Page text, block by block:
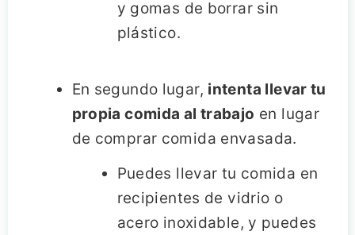
y gomas de borrar sin
plástico.
En segundo lugar, intenta llevar tu
propia comida al trabajo en lugar
de comprar comida envasada.
Puedes llevar tu comida en
recipientes de vidrio o
acero inoxidable, y puedes